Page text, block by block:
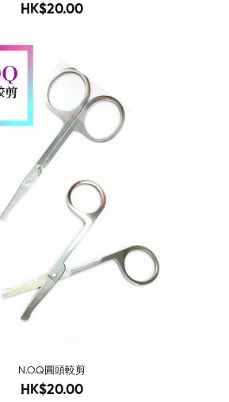
28
HK$20.00
N.O.Q圓頭較剪
28
HK$20.00